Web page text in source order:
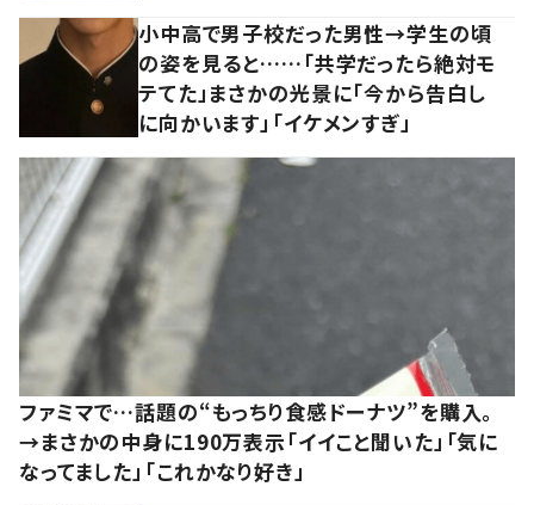
小中高で男子校だった男性→学生の頃
の姿を見ると……「共学だったら絶対モ
テてた」まさかの光景に「今から告白し
に向かいます」「イケメンすぎ」
ファミマで…話題の“もっちり食感ドーナツ”を購入。
→まさかの中身に190万表示「イイこと聞いた」「気に
なってました」「これかなり好き」